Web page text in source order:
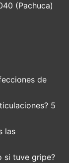
(Pachuca)
de
5
las
si tuve gripe?